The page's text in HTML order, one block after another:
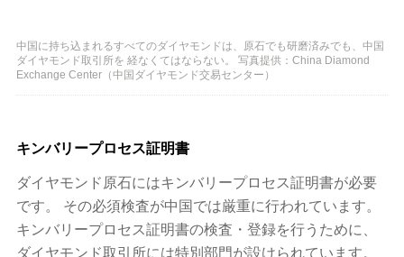
中国に持ち込まれるすべてのダイヤモンドは、原石でも研磨済みでも、中国
ダイヤモンド取引所を 経なくてはならない。 写真提供：China Diamond
Exchange Center（中国ダイヤモンド交易センター）
キンバリープロセス証明書
ダイヤモンド原石にはキンバリープロセス証明書が必要
です。 その必須検査が中国では厳重に行われています。
キンバリープロセス証明書の検査・登録を行うために、
ダイヤモンド取引所には特別部門が設けられています。